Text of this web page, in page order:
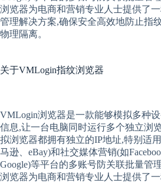
浏览器为电商和营销专业人士提供了
管理解决方案,确保安全高效地防止指
物理隔离。
关于VMLogin指纹浏览器
VMLogin浏览器是一款能够模拟多种
信息,让一台电脑同时运行多个独立浏
拟浏览器都拥有独立的IP地址,特别适
马逊、eBay)和社交媒体营销(如
Google)等平台的多账号防关联批量管
浏览器为电商和营销专业人士提供了